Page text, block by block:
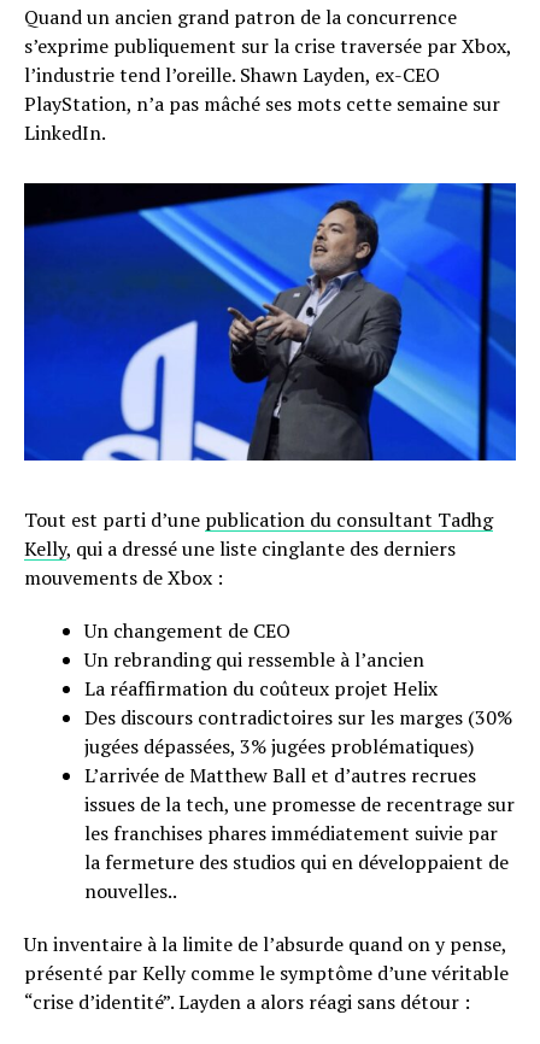
Quand un ancien grand patron de la concurrence
s’exprime publiquement sur la crise traversée par Xbox,
l’industrie tend l’oreille. Shawn Layden, ex-CEO
PlayStation, n’a pas mâché ses mots cette semaine sur
LinkedIn.
Tout est parti d’une publication du consultant Tadhg
Kelly, qui a dressé une liste cinglante des derniers
mouvements de Xbox :
Un changement de CEO
Un rebranding qui ressemble à l’ancien
La réaffirmation du coûteux projet Helix
Des discours contradictoires sur les marges (30%
jugées dépassées, 3% jugées problématiques)
L’arrivée de Matthew Ball et d’autres recrues
issues de la tech, une promesse de recentrage sur
les franchises phares immédiatement suivie par
la fermeture des studios qui en développaient de
nouvelles..
Un inventaire à la limite de l’absurde quand on y pense,
présenté par Kelly comme le symptôme d’une véritable
“crise d’identité”. Layden a alors réagi sans détour :